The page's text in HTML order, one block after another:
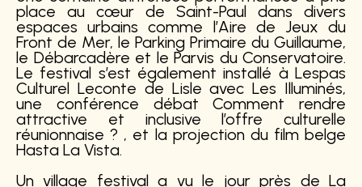
place au cœur de Saint-Paul dans divers
espaces urbains comme l’Aire de Jeux du
Front de Mer, le Parking Primaire du Guillaume,
le Débarcadère et le Parvis du Conservatoire.
Le festival s’est également installé à Lespas
Culturel Leconte de Lisle avec Les Illuminés,
une conférence débatComment rendre
attractive et inclusive l’offre culturelle
réunionnaise ? , et la projection du film belge
Hasta La Vista.
Un village festival a vu le jour près de La